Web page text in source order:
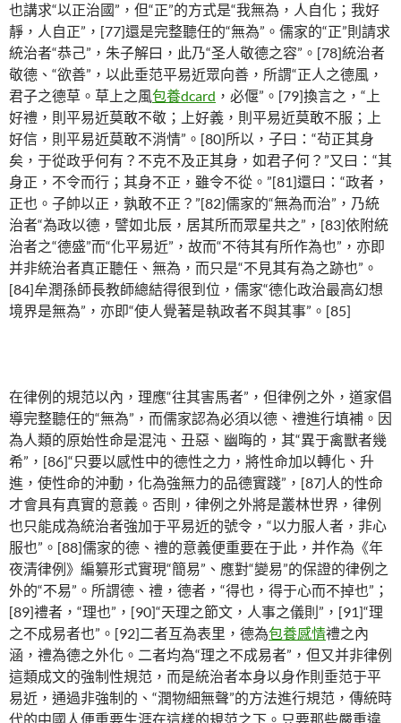
也講求“以正治國”，但“正”的方式是“我無為，人自化；我好
靜，人自正”，[77]還是完整聽任的“無為”。儒家的“正”則請求
統治者“恭己”，朱子解曰，此乃“圣人敬德之容”。[78]統治者
敬德、“欲善”，以此垂范平易近眾向善，所謂“正人之德風，
君子之德草。草上之風包養dcard ，必偃”。[79]換言之，“上
好禮，則平易近莫敢不敬；上好義，則平易近莫敢不服；上
好信，則平易近莫敢不消情”。[80]所以，子曰：“茍正其身
矣，于從政乎何有？不克不及正其身，如君子何？”又曰：“其
身正，不令而行；其身不正，雖令不從。”[81]還曰：“政者，
正也。子帥以正，孰敢不正？”[82]儒家的“無為而治”，乃統
治者“為政以德，譬如北辰，居其所而眾星共之”，[83]依附統
治者之“德盛”而“化平易近”，故而“不待其有所作為也”，亦即
并非統治者真正聽任、無為，而只是“不見其有為之跡也”。
[84]牟潤孫師長教師總結得很到位，儒家“德化政治最高幻想
境界是無為”，亦即“使人覺著是執政者不與其事”。[85]
在律例的規范以內，理應“往其害馬者”，但律例之外，道家倡
導完整聽任的“無為”，而儒家認為必須以德、禮進行填補。因
為人類的原始性命是混沌、丑惡、幽晦的，其“異于禽獸者幾
希”，[86]“只要以感性中的德性之力，將性命加以轉化、升
進，使性命的沖動，化為強無力的品德實踐”，[87]人的性命
才會具有真實的意義。否則，律例之外將是叢林世界，律例
也只能成為統治者強加于平易近的號令，“以力服人者，非心
服也”。[88]儒家的德、禮的意義便重要在于此，并作為《年
夜清律例》編纂形式實現“簡易”、應對“變易”的保證的律例之
外的“不易”。所謂德、禮，德者，“得也，得于心而不掉也”；
[89]禮者，“理也”，[90]“天理之節文，人事之儀則”，[91]“理
之不成易者也”。[92]二者互為表里，德為包養感情禮之內
涵，禮為德之外化。二者均為“理之不成易者”，但又并非律例
這類成文的強制性規范，而是統治者本身以身作則垂范于平
易近，通過非強制的、“潤物細無聲”的方法進行規范，傳統時
代的中國人便重要生涯在這樣的規范之下。只要那些嚴重違